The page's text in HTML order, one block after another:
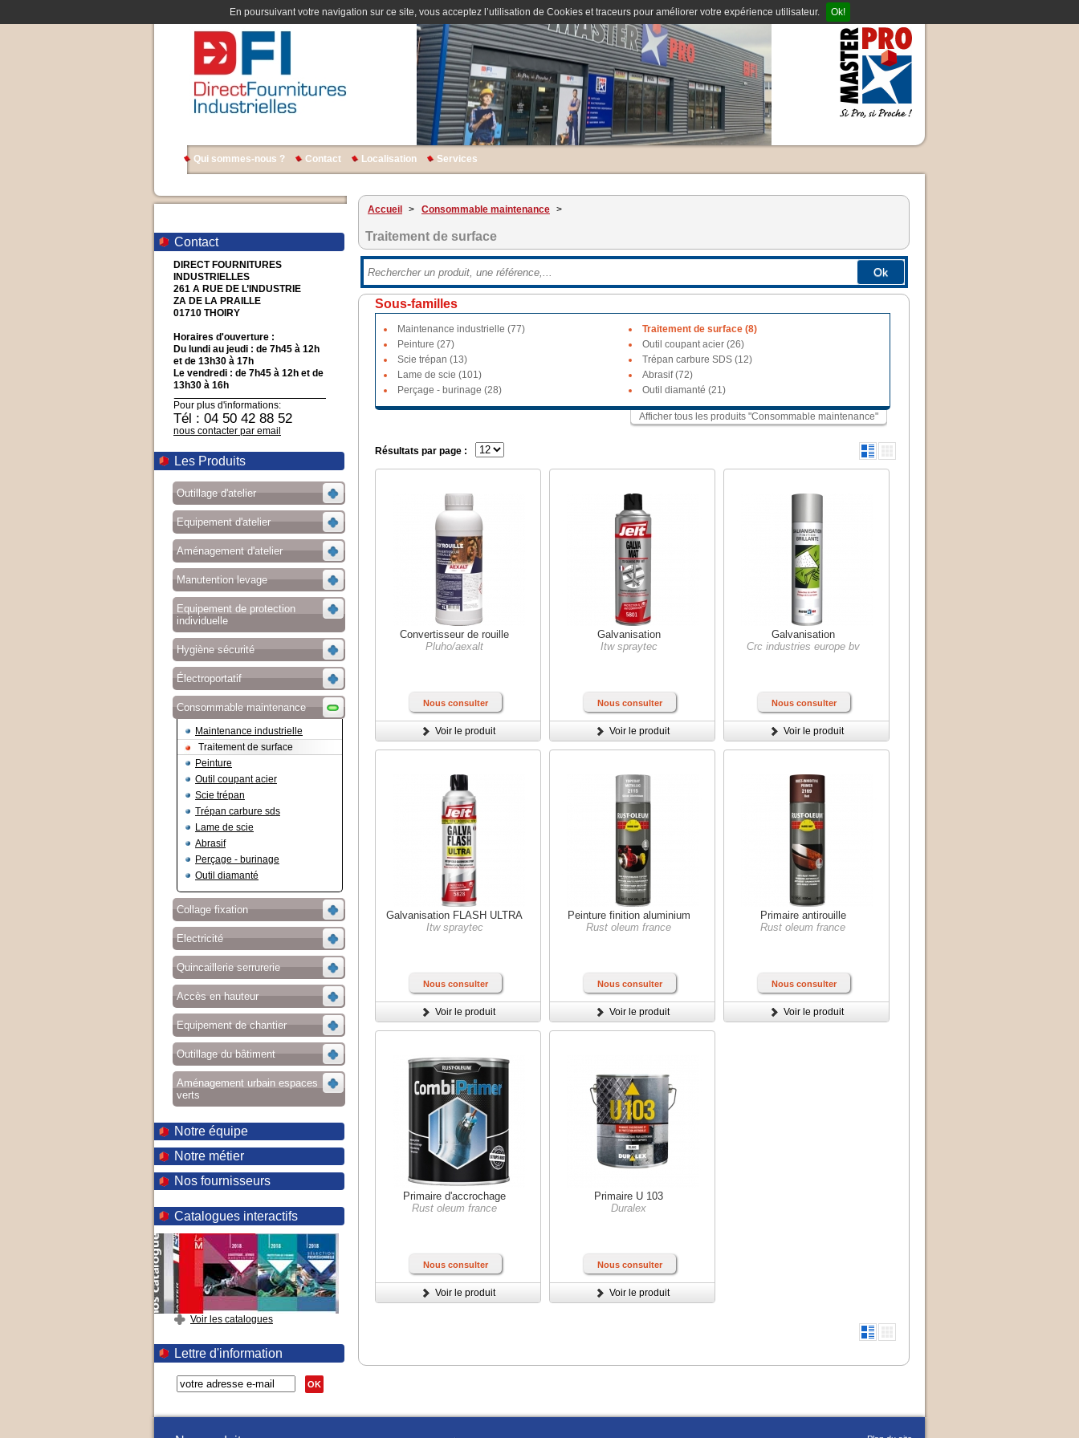
En poursuivant votre navigation sur ce site, vous acceptez l’utilisation de Cookies et traceurs pour améliorer votre expérience utilisateur. Ok!
Qui sommes-nous ? Contact Localisation Services
Contact
DIRECT FOURNITURES
INDUSTRIELLES
261 A RUE DE L’INDUSTRIE
ZA DE LA PRAILLE
01710 THOIRY
Horaires d'ouverture :
Du lundi au jeudi : de 7h45 à 12h
et de 13h30 à 17h
Le vendredi : de 7h45 à 12h et de
13h30 à 16h
Pour plus d'informations:
Tél : 04 50 42 88 52
nous contacter par email
Les Produits
Outillage d'atelier
Equipement d'atelier
Aménagement d'atelier
Manutention levage
Equipement de protection
individuelle
Hygiène sécurité
Électroportatif
Consommable maintenance
Maintenance industrielle
Traitement de surface
Peinture
Outil coupant acier
Scie trépan
Trépan carbure sds
Lame de scie
Abrasif
Perçage - burinage
Outil diamanté
Collage fixation
Electricité
Quincaillerie serrurerie
Accès en hauteur
Equipement de chantier
Outillage du bâtiment
Aménagement urbain espaces
verts
Notre équipe
Notre métier
Nos fournisseurs
Catalogues interactifs
Voir les catalogues
Lettre d'information
OK
Accueil > Consommable maintenance >
Traitement de surface
Ok
Sous-familles
Maintenance industrielle (77)
Traitement de surface (8)
Peinture (27)
Outil coupant acier (26)
Scie trépan (13)
Trépan carbure SDS (12)
Lame de scie (101)
Abrasif (72)
Perçage - burinage (28)
Outil diamanté (21)
Afficher tous les produits "Consommable maintenance"
Résultats par page :
Convertisseur de rouille
Pluho/aexalt
Nous consulter
Voir le produit
Galvanisation
Itw spraytec
Nous consulter
Voir le produit
Galvanisation
Crc industries europe bv
Nous consulter
Voir le produit
Galvanisation FLASH ULTRA
Itw spraytec
Nous consulter
Voir le produit
Peinture finition aluminium
Rust oleum france
Nous consulter
Voir le produit
Primaire antirouille
Rust oleum france
Nous consulter
Voir le produit
Primaire d'accrochage
Rust oleum france
Nous consulter
Voir le produit
Primaire U 103
Duralex
Nous consulter
Voir le produit